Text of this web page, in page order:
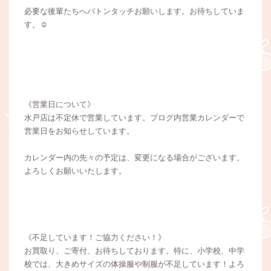
必要な後輩たちへバトンタッチお願いします。お待ちしていま
す。☺️
《営業日について》
水戸店は不定休で営業しています。ブログ内営業カレンダーで
営業日をお知らせしています。
カレンダー内の先々の予定は、変更になる場合がございます。
よろしくお願いいたします。
《不足しています！ご協力ください！》
お買取り、ご寄付、お待ちしております。特に、小学校、中学
校では、大きめサイズの体操服や制服が不足しています！よろ